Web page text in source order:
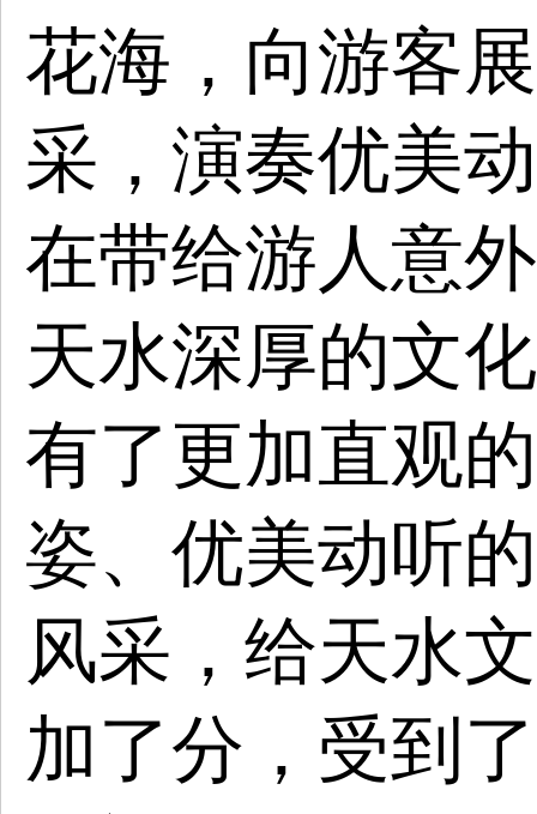
花海，向游客
采，演奏优美
在带给游人意
天水深厚的文
有了更加直观
姿、优美动听
风采，给天水
加了分，受到